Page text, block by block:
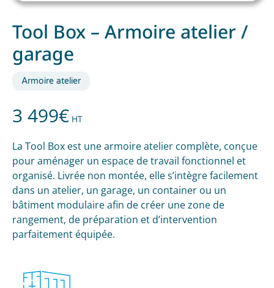
Tool Box – Armoire atelier /
garage
Armoire atelier
3 499€ HT
La Tool Box est une armoire atelier complète, conçue
pour aménager un espace de travail fonctionnel et
organisé. Livrée non montée, elle s’intègre facilement
dans un atelier, un garage, un container ou un
bâtiment modulaireafin de créer une zone de
rangement, de préparation et d’intervention
parfaitement équipée.